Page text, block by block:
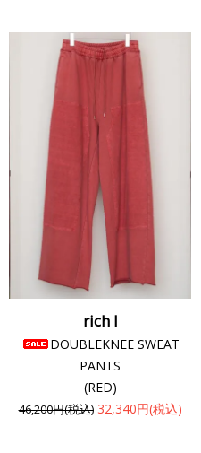
rich I
DOUBLEKNEE SWEAT
PANTS
(RED)
46,200円(税込) 32,340円(税込)